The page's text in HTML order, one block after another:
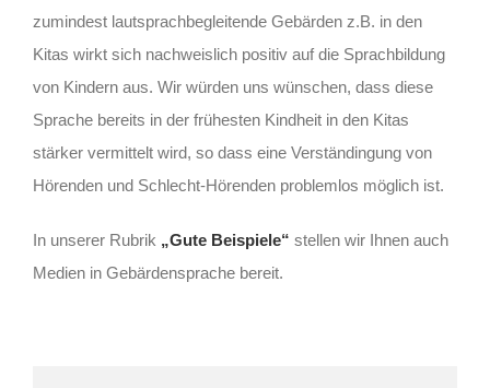
zumindest lautsprachbegleitende Gebärden z.B. in den
Kitas wirkt sich nachweislich positiv auf die Sprachbildung
von Kindern aus. Wir würden uns wünschen, dass diese
Sprache bereits in der frühesten Kindheit in den Kitas
stärker vermittelt wird, so dass eine Verständingung von
Hörenden und Schlecht-Hörenden problemlos möglich ist.
In unserer Rubrik „Gute Beispiele“ stellen wir Ihnen auch
Medien in Gebärdensprache bereit.